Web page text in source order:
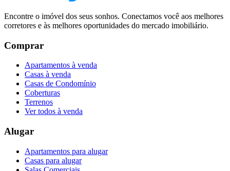
Encontre o imóvel dos seus sonhos. Conectamos você aos melhores
corretores e às melhores oportunidades do mercado imobiliário.
Comprar
Apartamentos à venda
Casas à venda
Casas de Condomínio
Coberturas
Terrenos
Ver todos à venda
Alugar
Apartamentos para alugar
Casas para alugar